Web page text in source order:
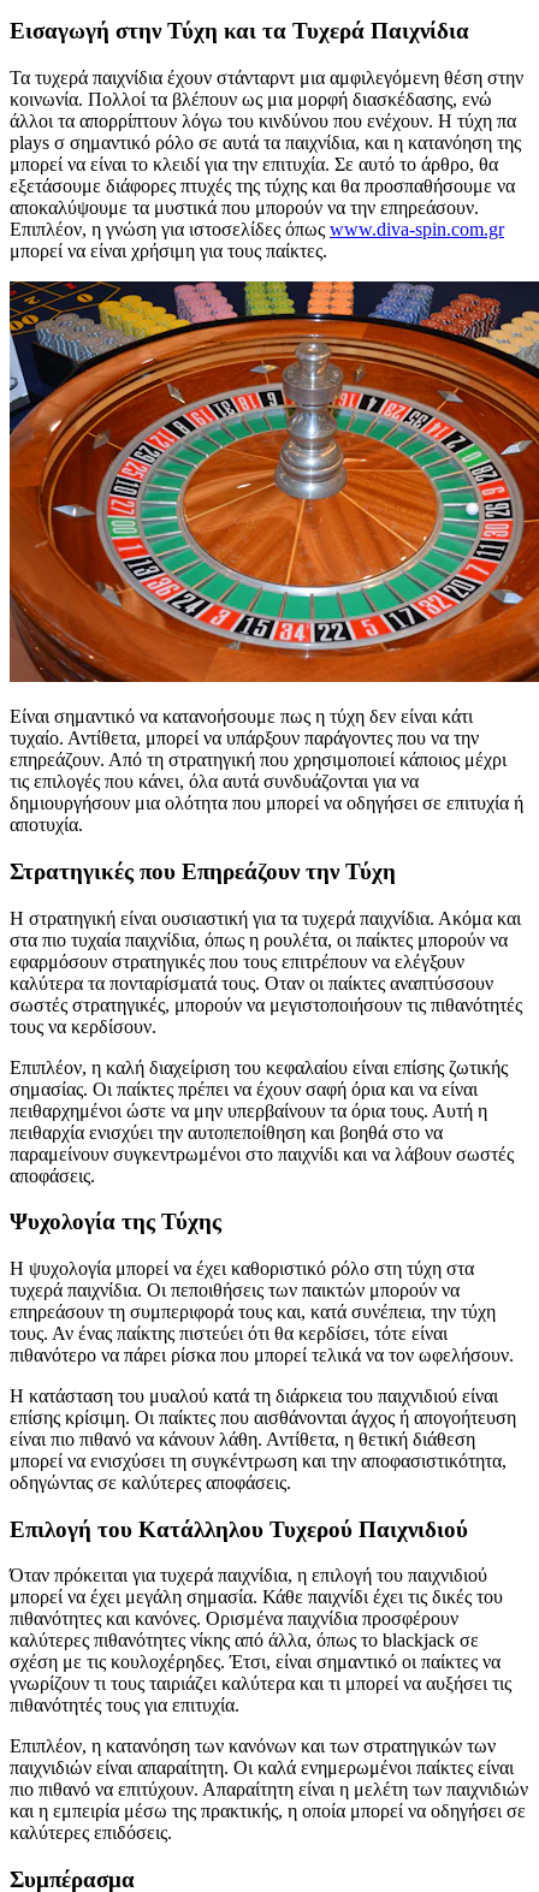
Εισαγωγή στην Τύχη και τα Τυχερά Παιχνίδια
Τα τυχερά παιχνίδια έχουν στάνταρντ μια αμφιλεγόμενη θέση στην
κοινωνία. Πολλοί τα βλέπουν ως μια μορφή διασκέδασης, ενώ
άλλοι τα απορρίπτουν λόγω του κινδύνου που ενέχουν. Η τύχη πα
plays σ σημαντικό ρόλο σε αυτά τα παιχνίδια, και η κατανόηση της
μπορεί να είναι το κλειδί για την επιτυχία. Σε αυτό το άρθρο, θα
εξετάσουμε διάφορες πτυχές της τύχης και θα προσπαθήσουμε να
αποκαλύψουμε τα μυστικά που μπορούν να την επηρεάσουν.
Επιπλέον, η γνώση για ιστοσελίδες όπως www.diva-spin.com.gr
μπορεί να είναι χρήσιμη για τους παίκτες.
Είναι σημαντικό να κατανοήσουμε πως η τύχη δεν είναι κάτι
τυχαίο. Αντίθετα, μπορεί να υπάρξουν παράγοντες που να την
επηρεάζουν. Από τη στρατηγική που χρησιμοποιεί κάποιος μέχρι
τις επιλογές που κάνει, όλα αυτά συνδυάζονται για να
δημιουργήσουν μια ολότητα που μπορεί να οδηγήσει σε επιτυχία ή
αποτυχία.
Στρατηγικές που Επηρεάζουν την Τύχη
Η στρατηγική είναι ουσιαστική για τα τυχερά παιχνίδια. Ακόμα και
στα πιο τυχαία παιχνίδια, όπως η ρουλέτα, οι παίκτες μπορούν να
εφαρμόσουν στρατηγικές που τους επιτρέπουν να ελέγξουν
καλύτερα τα πονταρίσματά τους. Οταν οι παίκτες αναπτύσσουν
σωστές στρατηγικές, μπορούν να μεγιστοποιήσουν τις πιθανότητές
τους να κερδίσουν.
Επιπλέον, η καλή διαχείριση του κεφαλαίου είναι επίσης ζωτικής
σημασίας. Οι παίκτες πρέπει να έχουν σαφή όρια και να είναι
πειθαρχημένοι ώστε να μην υπερβαίνουν τα όρια τους. Αυτή η
πειθαρχία ενισχύει την αυτοπεποίθηση και βοηθά στο να
παραμείνουν συγκεντρωμένοι στο παιχνίδι και να λάβουν σωστές
αποφάσεις.
Ψυχολογία της Τύχης
Η ψυχολογία μπορεί να έχει καθοριστικό ρόλο στη τύχη στα
τυχερά παιχνίδια. Οι πεποιθήσεις των παικτών μπορούν να
επηρεάσουν τη συμπεριφορά τους και, κατά συνέπεια, την τύχη
τους. Αν ένας παίκτης πιστεύει ότι θα κερδίσει, τότε είναι
πιθανότερο να πάρει ρίσκα που μπορεί τελικά να τον ωφελήσουν.
Η κατάσταση του μυαλού κατά τη διάρκεια του παιχνιδιού είναι
επίσης κρίσιμη. Οι παίκτες που αισθάνονται άγχος ή απογοήτευση
είναι πιο πιθανό να κάνουν λάθη. Αντίθετα, η θετική διάθεση
μπορεί να ενισχύσει τη συγκέντρωση και την αποφασιστικότητα,
οδηγώντας σε καλύτερες αποφάσεις.
Επιλογή του Κατάλληλου Τυχερού Παιχνιδιού
Όταν πρόκειται για τυχερά παιχνίδια, η επιλογή του παιχνιδιού
μπορεί να έχει μεγάλη σημασία. Κάθε παιχνίδι έχει τις δικές του
πιθανότητες και κανόνες. Ορισμένα παιχνίδια προσφέρουν
καλύτερες πιθανότητες νίκης από άλλα, όπως το blackjack σε
σχέση με τις κουλοχέρηδες. Έτσι, είναι σημαντικό οι παίκτες να
γνωρίζουν τι τους ταιριάζει καλύτερα και τι μπορεί να αυξήσει τις
πιθανότητές τους για επιτυχία.
Επιπλέον, η κατανόηση των κανόνων και των στρατηγικών των
παιχνιδιών είναι απαραίτητη. Οι καλά ενημερωμένοι παίκτες είναι
πιο πιθανό να επιτύχουν. Απαραίτητη είναι η μελέτη των παιχνιδιών
και η εμπειρία μέσω της πρακτικής, η οποία μπορεί να οδηγήσει σε
καλύτερες επιδόσεις.
Συμπέρασμα